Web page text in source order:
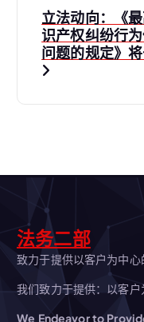
航立法动向：《
识产权纠纷行
问题的规定》
法务二部
致力于提供以客户为中心
我们致力于提供：以客
We Endeavor to